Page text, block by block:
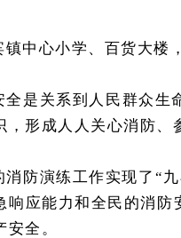
中心小学、百货大楼
全是关系到人民群众
，形成人人关心消防、
消防演练工作实现了“
响应能力和全民的消
全。